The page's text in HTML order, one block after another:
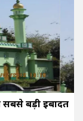
बड़ी इबादत